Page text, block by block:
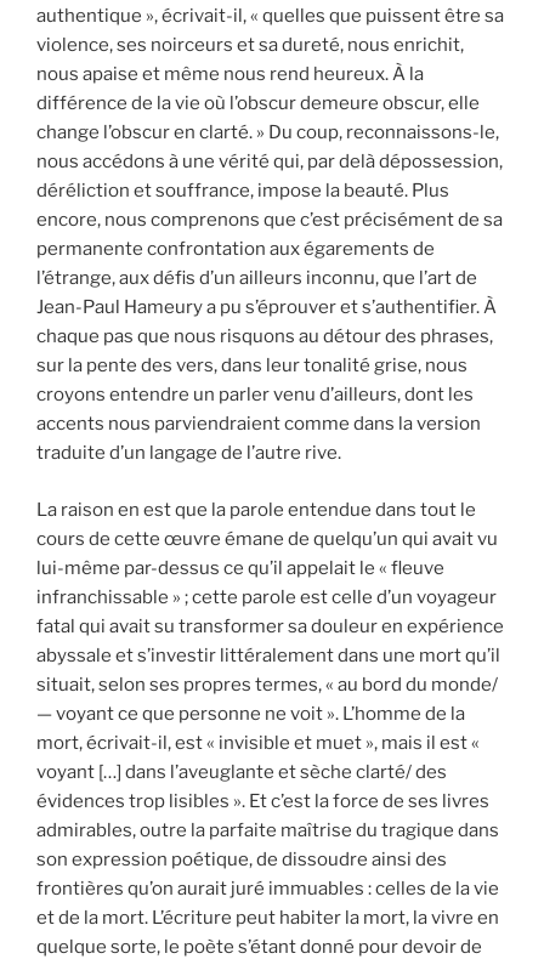
authentique », écrivait-il, « quelles que puissent être sa
violence, ses noirceurs et sa dureté, nous enrichit,
nous apaise et même nous rend heureux. À la
différence de la vie où l’obscur demeure obscur, elle
change l’obscur en clarté. » Du coup, reconnaissons-le,
nous accédons à une vérité qui, par delà dépossession,
déréliction et souffrance, impose la beauté. Plus
encore, nous comprenons que c’est précisément de sa
permanente confrontation aux égarements de
l’étrange, aux défis d’un ailleurs inconnu, que l’art de
Jean-Paul Hameury a pu s’éprouver et s’authentifier. À
chaque pas que nous risquons au détour des phrases,
sur la pente des vers, dans leur tonalité grise, nous
croyons entendre un parler venu d’ailleurs, dont les
accents nous parviendraient comme dans la version
traduite d’un langage de l’autre rive.
La raison en est que la parole entendue dans tout le
cours de cette œuvre émane de quelqu’un qui avait vu
lui-même par-dessus ce qu’il appelait le « fleuve
infranchissable » ; cette parole est celle d’un voyageur
fatal qui avait su transformer sa douleur en expérience
abyssale et s’investir littéralement dans une mort qu’il
situait, selon ses propres termes, « au bord du monde/
— voyant ce que personne ne voit ». L’homme de la
mort, écrivait-il, est « invisible et muet », mais il est «
voyant […] dans l’aveuglante et sèche clarté/ des
évidences trop lisibles ». Et c’est la force de ses livres
admirables, outre la parfaite maîtrise du tragique dans
son expression poétique, de dissoudre ainsi des
frontières qu’on aurait juré immuables : celles de la vie
et de la mort. L’écriture peut habiter la mort, la vivre en
quelque sorte, le poète s’étant donné pour devoir de